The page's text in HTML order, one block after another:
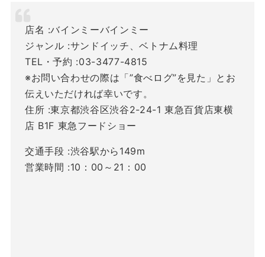
店名 :バインミーバインミー
ジャンル :サンドイッチ、ベトナム料理
TEL・予約 :03-3477-4815
※お問い合わせの際は「”食べログ”を見た」とお
伝えいただければ幸いです。
住所 :東京都渋谷区渋谷2-24-1 東急百貨店東横
店 B1F 東急フードショー
交通手段 :渋谷駅から149m
営業時間 :10：00～21：00